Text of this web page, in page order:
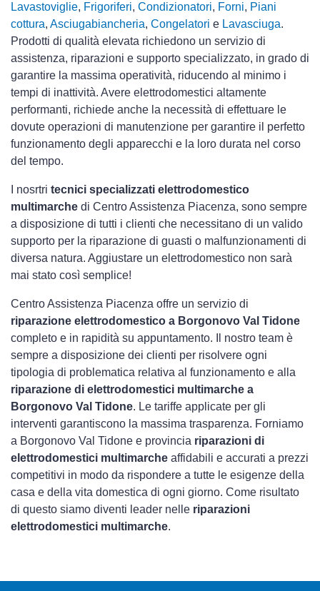
Lavastoviglie, Frigoriferi, Condizionatori, Forni, Piani
cottura, Asciugabiancheria, Congelatori e Lavasciuga.
Prodotti di qualità elevata richiedono un servizio di
assistenza, riparazioni e supporto specializzato, in grado di
garantire la massima operatività, riducendo al minimo i
tempi di inattività. Avere elettrodomestici altamente
performanti, richiede anche la necessità di effettuare le
dovute operazioni di manutenzione per garantire il perfetto
funzionamento degli apparecchi e la loro durata nel corso
del tempo.
I nosrtri tecnici specializzati elettrodomestico
multimarche di Centro Assistenza Piacenza, sono sempre
a disposizione di tutti i clienti che necessitano di un valido
supporto per la riparazione di guasti o malfunzionamenti di
diversa natura. Aggiustare un elettrodomestico non sarà
mai stato così semplice!
Centro Assistenza Piacenza offre un servizio di
riparazione elettrodomestico a Borgonovo Val Tidone
completo e in rapidità su appuntamento. Il nostro team è
sempre a disposizione dei clienti per risolvere ogni
tipologia di problematica relativa al funzionamento e alla
riparazione di elettrodomestici multimarche a
Borgonovo Val Tidone. Le tariffe applicate per gli
interventi garantiscono la massima trasparenza. Forniamo
a Borgonovo Val Tidone e provincia riparazioni di
elettrodomestici multimarche affidabili e accurati a prezzi
competitivi in modo da rispondere a tutte le esigenze della
casa e della vita domestica di ogni giorno. Come risultato
di questo siamo diventi leader nelle riparazioni
elettrodomestici multimarche.